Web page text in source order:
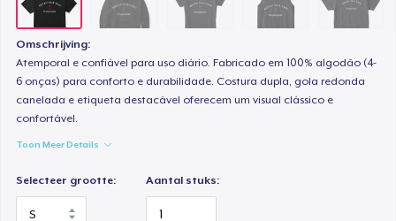
Omschrijving:
Atemporal e confiável para uso diário. Fabricado em 100% algodão (4-
6 onças) para conforto e durabilidade. Costura dupla, gola redonda
canelada e etiqueta destacável oferecem um visual clássico e
confortável.
Toon Meer Details
Selecteer grootte: Aantal stuks: